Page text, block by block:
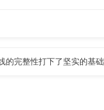
的完整性打下了坚实的基础